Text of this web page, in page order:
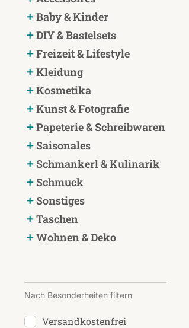
Baby & Kinder
DIY & Bastelsets
Freizeit & Lifestyle
Kleidung
Kosmetika
Kunst & Fotografie
Papeterie & Schreibwaren
Saisonales
Schmankerl & Kulinarik
Schmuck
Sonstiges
Taschen
Wohnen & Deko
Nach Besonderheiten filtern
Versandkostenfrei